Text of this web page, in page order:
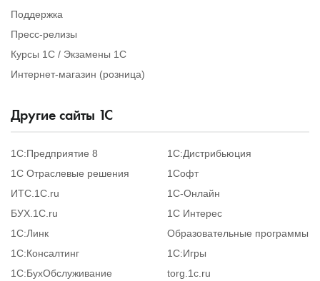
Поддержка
Пресс-релизы
Курсы 1С / Экзамены 1С
Интернет-магазин (розница)
Другие сайты 1С
1С:Предприятие 8
1С Отраслевые решения
ИТС.1C.ru
БУХ.1С.ru
1С:Линк
1С:Консалтинг
1С:БухОбслуживание
1С:Дистрибьюция
1Софт
1С-Онлайн
1С Интерес
Образовательные программы
1С:Игры
torg.1c.ru